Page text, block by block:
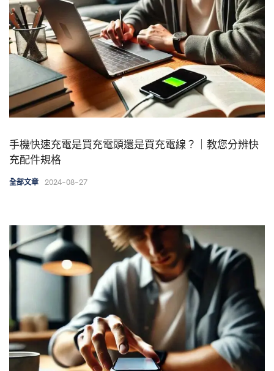
手機快速充電是買充電頭還是買充電線？｜教您分辨快
充配件規格
全部文章 2024-08-27